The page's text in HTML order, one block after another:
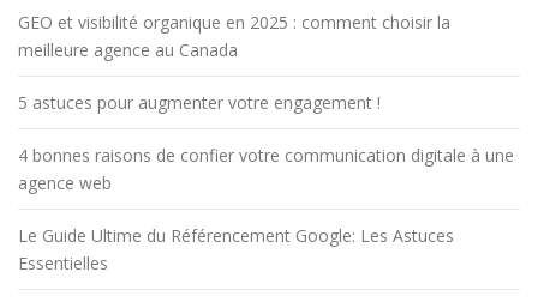
GEO et visibilité organique en 2025 : comment choisir la
meilleure agence au Canada
5 astuces pour augmenter votre engagement !
4 bonnes raisons de confier votre communication digitale à une
agence web
Le Guide Ultime du Référencement Google: Les Astuces
Essentielles